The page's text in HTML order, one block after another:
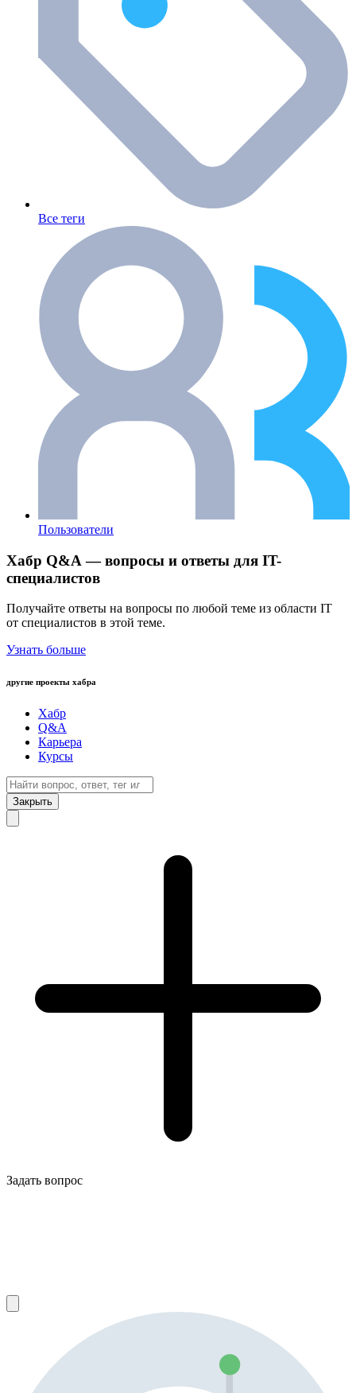
Все теги
Пользователи
Хабр Q&A — вопросы и ответы для IT-
специалистов
Получайте ответы на вопросы по любой теме из области IT
от специалистов в этой теме.
Узнать больше
другие проекты хабра
Хабр
Q&A
Карьера
Курсы
Закрыть
Задать вопрос